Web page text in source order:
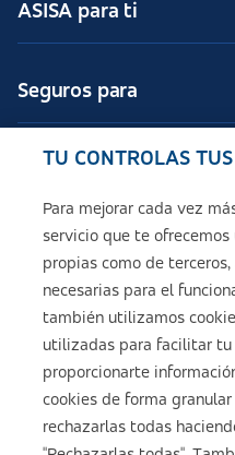
ASISA para ti
Seguros para
Seguros de ASISA
Sobre ASISA
Política de cookies
TU CONTROLAS TUS
Para mejorar cada vez
servicio que te
propias como de
necesarias para el
también utilizamos
utilizadas para facilitar tu
proporcionarte
cookies de forma
rechazarlas todas